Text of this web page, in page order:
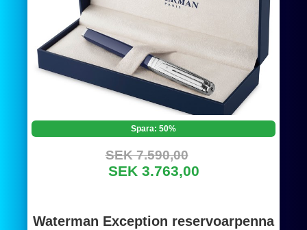
Spara: 50%
SEK 7.590,00
SEK 3.763,00
Waterman Exception reservoarpenna